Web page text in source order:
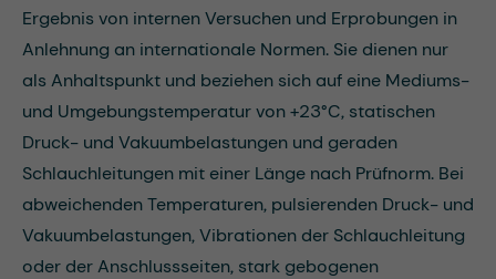
Ergebnis von internen Versuchen und Erprobungen in
Anlehnung an internationale Normen. Sie dienen nur
als Anhaltspunkt und beziehen sich auf eine Mediums-
und Umgebungstemperatur von +23°C, statischen
Druck- und Vakuumbelastungen und geraden
Schlauchleitungen mit einer Länge nach Prüfnorm. Bei
abweichenden Temperaturen, pulsierenden Druck- und
Vakuumbelastungen, Vibrationen der Schlauchleitung
oder der Anschlussseiten, stark gebogenen